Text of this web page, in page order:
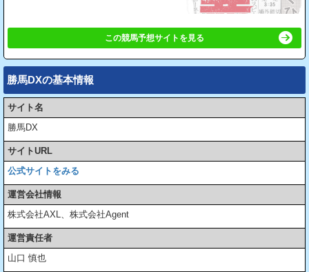
この競馬予想サイトを見る
勝馬DXの基本情報
サイト名
勝馬DX
サイトURL
公式サイトをみる
運営会社情報
株式会社AXL、株式会社Agent
運営責任者
山口 慎也